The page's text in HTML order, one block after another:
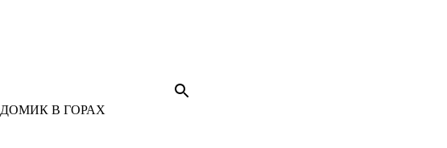
ДОМИК В ГОРАХ